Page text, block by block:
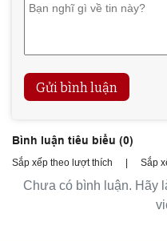
Gửi bình luận
Bình luận tiêu biểu (0)
Sắp xếp theo lượt thích | Sắp
Chưa có bình luận. Hãy